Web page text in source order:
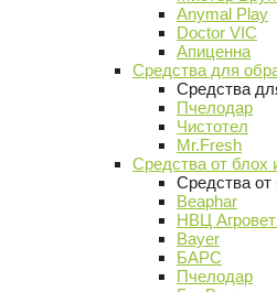
Anymal Play
Doctor VIC
Апиценна
Средства для
Средства
Пчелодар
Чистотел
Mr.Fresh
Средства от блох
Средства
Beaphar
НВЦ
Bayer
БАРС
Пчелодар